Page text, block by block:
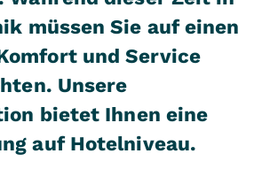
müssen Sie auf einen
und Service
Unsere
bietet Ihnen eine
auf Hotelniveau.